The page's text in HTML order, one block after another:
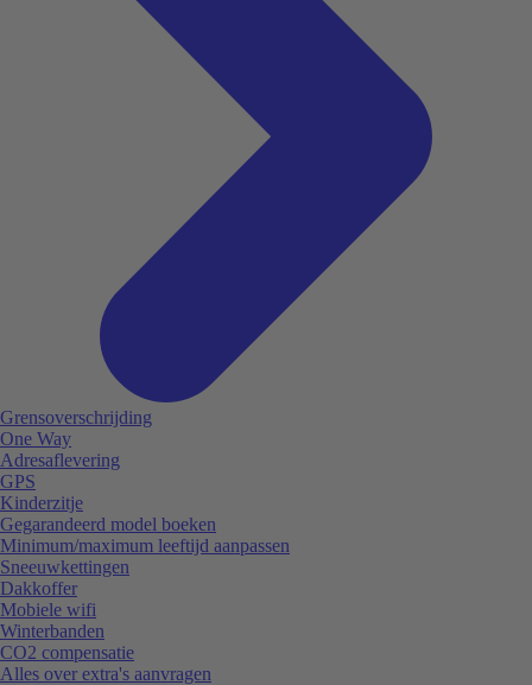
Grensoverschrijding
One Way
Adresaflevering
GPS
Kinderzitje
Gegarandeerd model boeken
Minimum/maximum leeftijd aanpassen
Sneeuwkettingen
Dakkoffer
Mobiele wifi
Winterbanden
CO2 compensatie
Alles over extra's aanvragen